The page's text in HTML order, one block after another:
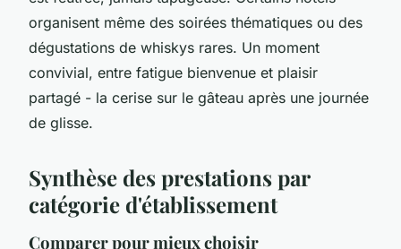
organisent même des soirées thématiques ou des
dégustations de whiskys rares. Un moment
convivial, entre fatigue bienvenue et plaisir
partagé - la cerise sur le gâteau après une journée
de glisse.
Synthèse des prestations par
catégorie d'établissement
Comparer pour mieux choisir